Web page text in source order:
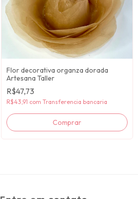
Flor decorativa organza dorada
Artesana Taller
R$47,73
R$43,91 com Transferencia bancaria